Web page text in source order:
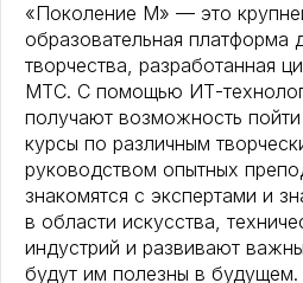
«Поколение М» — это
образовательная платформа
творчества, разработанная
МТС. С помощью ИТ-
получают возможность
курсы по различным
руководством опытных
знакомятся с экспертами и
в области искусства,
индустрий и развивают
будут им полезны в